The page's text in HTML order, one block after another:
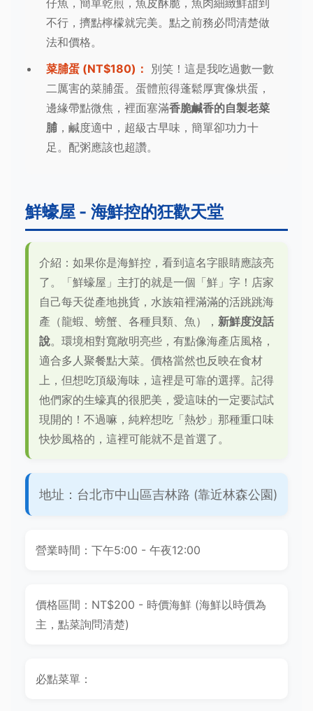
仔魚，簡單乾煎，魚皮酥脆，魚肉細緻鮮甜到
不行，擠點檸檬就完美。點之前務必問清楚做
法和價格。
菜脯蛋 (NT$180)：
別笑！這是我吃過數一數
二厲害的菜脯蛋。蛋體煎得蓬鬆厚實像烘蛋，
邊緣帶點微焦，裡面塞滿香脆鹹香的自製老菜
脯 ，鹹度適中，超級古早味，簡單卻功力十
足。配粥應該也超讚。
鮮蠔屋 - 海鮮控的狂歡天堂
介紹：如果你是海鮮控，看到這名字眼睛應該亮
了。「鮮蠔屋」主打的就是一個「鮮」字！店家
自己每天從產地挑貨，水族箱裡滿滿的活跳跳海
產（龍蝦、螃蟹、各種貝類、魚）， 新鮮度沒話
說。環境相對寬敞明亮些，有點像海產店風格，
適合多人聚餐點大菜。價格當然也反映在食材
上，但想吃頂級海味，這裡是可靠的選擇。記得
他們家的生蠔真的很肥美，愛這味的一定要試試
現開的！不過嘛，純粹想吃「熱炒」那種重口味
快炒風格的，這裡可能就不是首選了。
地址：台北市中山區吉林路 (靠近林森公園)
營業時間：下午5:00 - 午夜12:00
價格區間：NT$200 - 時價海鮮 (海鮮以時價為
主，點菜詢問清楚)
必點菜單：